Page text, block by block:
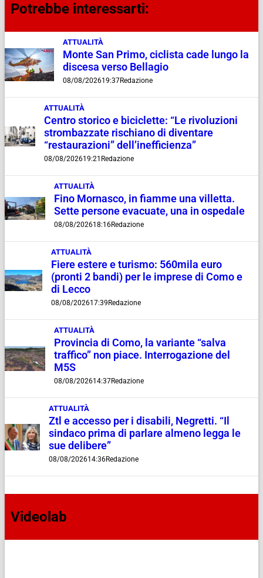
Potrebbe interessarti:
ATTUALITÀ
Monte San Primo, ciclista cade lungo la
discesa verso Bellagio
08/08/202619:37Redazione
ATTUALITÀ
Centro storico e biciclette: “Le rivoluzioni
strombazzate rischiano di diventare
“restaurazioni” dell’inefficienza”
08/08/202619:21 Redazione
ATTUALITÀ
Fino Mornasco, in fiamme una villetta.
Sette persone evacuate, una in ospedale
08/08/202618:16Redazione
ATTUALITÀ
Fiere estere e turismo: 560mila euro
(pronti 2 bandi) per le imprese di Como e
di Lecco
08/08/202617:39 Redazione
ATTUALITÀ
Provincia di Como, la variante “salva
traffico” non piace. Interrogazione del
M5S
08/08/202614:37Redazione
ATTUALITÀ
Ztl e accesso per i disabili, Negretti. “Il
sindaco prima di parlare almeno legga le
sue delibere”
08/08/202614:36Redazione
Videolab